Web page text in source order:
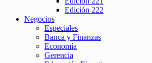
Edición 222
Negocios
Especiales
Banca y Finanzas
Economía
Gerencia